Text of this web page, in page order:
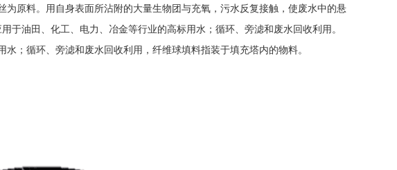
原料。用自身表面所沾附的大量生物团与充氧，污水反复接触，使废水中的悬
于油田、化工、电力、冶金等行业的高标用水；循环、旁滤和废水回收利用。
；循环、旁滤和废水回收利用，纤维球填料指装于填充塔内的物料。